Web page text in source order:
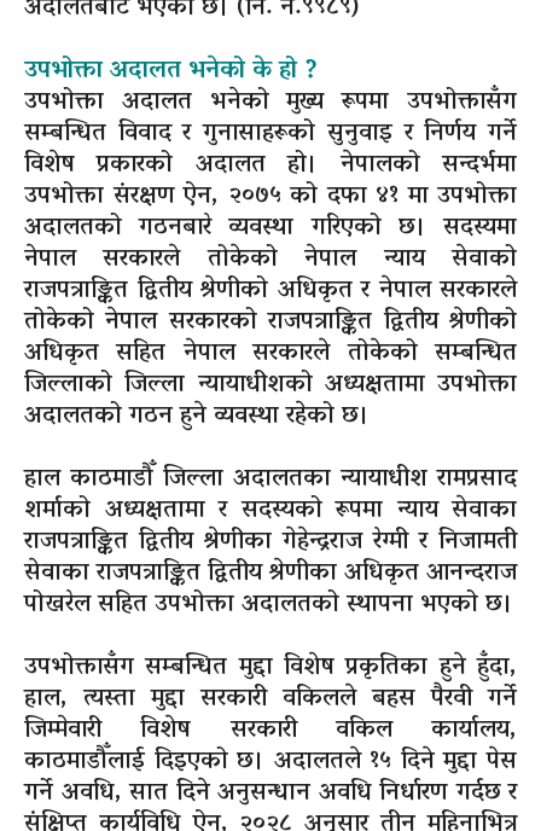
उपभोक्ता अदालत भनेको के हो ?
उपभोक्ता अदालत भनेको मुख्य रूपमा उपभोक्तासँग
सम्बन्धित विवाद र गुनासाहरूको सुनुवाइ र निर्णय गर्ने
विशेष प्रकारको अदालत हो। नेपालको सन्दर्भमा
उपभोक्ता संरक्षण ऐन, २०७५ को दफा ४१ मा उपभोक्ता
अदालतको गठनबारे व्यवस्था गरिएको छ। सदस्यमा
नेपाल सरकारले तोकेको नेपाल न्याय सेवाको
राजपत्राङ्कित द्वितीय श्रेणीको अधिकृत र नेपाल सरकारले
तोकेको नेपाल सरकारको राजपत्राङ्कित द्वितीय श्रेणीको
अधिकृत सहित नेपाल सरकारले तोकेको सम्बन्धित
जिल्लाको जिल्ला न्यायाधीशको अध्यक्षतामा उपभोक्ता
अदालतको गठन हुने व्यवस्था रहेको छ।
हाल काठमाडौँ जिल्ला अदालतका न्यायाधीश रामप्रसाद
शर्माको अध्यक्षतामा र सदस्यको रूपमा न्याय सेवाका
राजपत्राङ्कित द्वितीय श्रेणीका गेहेन्द्रराज रेग्मी र निजामती
सेवाका राजपत्राङ्कित द्वितीय श्रेणीका अधिकृत आनन्दराज
पोखरेल सहित उपभोक्ता अदालतको स्थापना भएको छ।
उपभोक्तासँग सम्बन्धित मुद्दा विशेष प्रकृतिका हुने हुँदा,
हाल, त्यस्ता मुद्दा सरकारी वकिलले बहस पैरवी गर्ने
जिम्मेवारी विशेष सरकारी वकिल कार्यालय,
काठमाडौँलाई दिइएको छ। अदालतले १५ दिने मुद्दा पेस
गर्ने अवधि, सात दिने अनुसन्धान अवधि निर्धारण गर्दछ र